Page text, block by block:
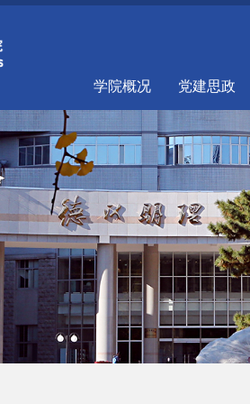
学院概况 党建思政